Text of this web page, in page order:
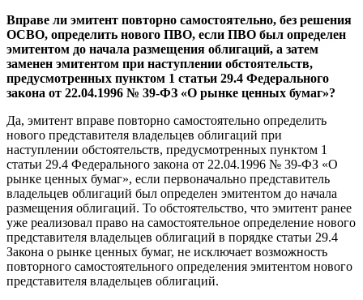
Вправе ли эмитент повторно самостоятельно, без решения
ОСВО, определить нового ПВО, если ПВО был определен
эмитентом до начала размещения облигаций, а затем
заменен эмитентом при наступлении обстоятельств,
предусмотренных пунктом 1 статьи 29.4 Федерального
закона от 22.04.1996 № 39-ФЗ «О рынке ценных бумаг»?
Да, эмитент вправе повторно самостоятельно определить
нового представителя владельцев облигаций при
наступлении обстоятельств, предусмотренных пунктом 1
статьи 29.4 Федерального закона от 22.04.1996 № 39-ФЗ «О
рынке ценных бумаг», если первоначально представитель
владельцев облигаций был определен эмитентом до начала
размещения облигаций. То обстоятельство, что эмитент ранее
уже реализовал право на самостоятельное определение нового
представителя владельцев облигаций в порядке статьи 29.4
Закона о рынке ценных бумаг, не исключает возможность
повторного самостоятельного определения эмитентом нового
представителя владельцев облигаций.